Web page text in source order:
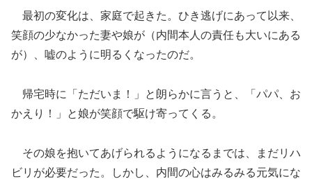
最初の変化は、家庭で起きた。ひき逃げにあって以来、
笑顔の少なかった妻や娘が（内間本人の責任も大いにある
が）、嘘のように明るくなったのだ。
帰宅時に「ただいま！」と朗らかに言うと、「パパ、お
かえり！」と娘が笑顔で駆け寄ってくる。
その娘を抱いてあげられるようになるまでは、まだリハ
ビリが必要だった。しかし、内間の心はみるみる元気にな